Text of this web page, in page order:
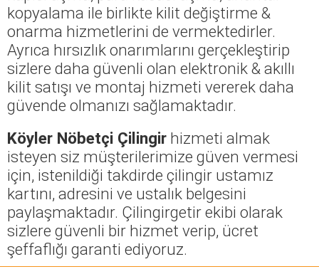
kopyalama ile birlikte kilit değiştirme &
onarma hizmetlerini de vermektedirler.
Ayrıca hırsızlık onarımlarını gerçekleştirip
sizlere daha güvenli olan elektronik & akıllı
kilit satışı ve montaj hizmeti vererek daha
güvende olmanızı sağlamaktadır.
Köyler Nöbetçi Çilingir hizmeti almak
isteyen siz müşterilerimize güven vermesi
için, istenildiği takdirde çilingir ustamız
kartını, adresini ve ustalık belgesini
paylaşmaktadır. Çilingirgetir ekibi olarak
sizlere güvenli bir hizmet verip, ücret
şeffaflığı garanti ediyoruz.